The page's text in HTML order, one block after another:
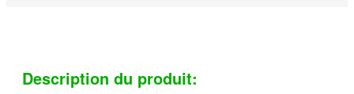
Description du produit: